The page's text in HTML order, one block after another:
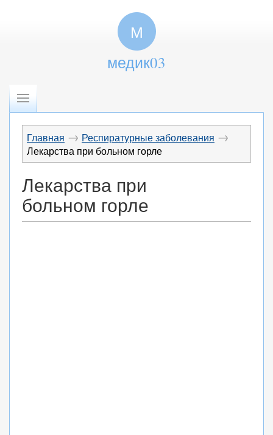
М
медик03
Главная → Респиратурные заболевания →
Лекарства при больном горле
Лекарства при
больном горле